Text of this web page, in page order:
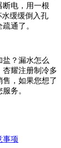
断电，用一根
水缓缓倒入孔
通了。
？漏水怎么
杏耀注册制冷多
售，如果您想了
务。
事项